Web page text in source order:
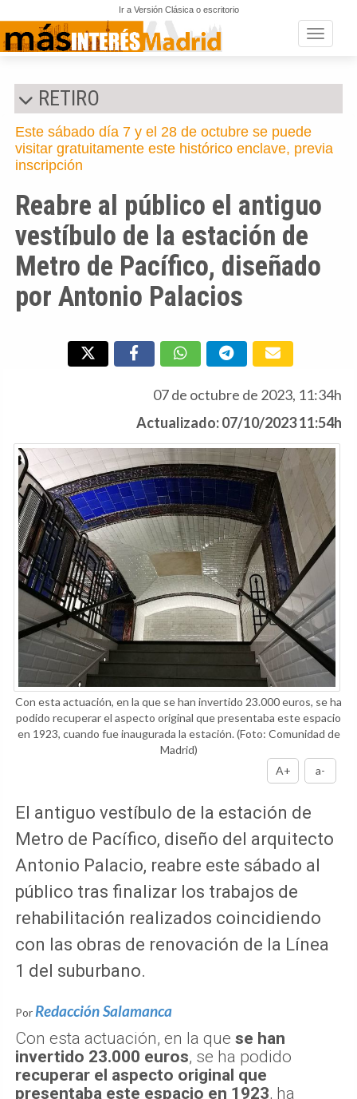
Ir a Versión Clásica o escritorio
Toggle
RETIRO
Este sábado día 7 y el 28 de octubre se puede
visitar gratuitamente este histórico enclave, previa
inscripción
Reabre al público el antiguo
vestíbulo de la estación de
Metro de Pacífico, diseñado
por Antonio Palacios
07 de octubre de 2023, 11:34h
Actualizado: 07/10/2023 11:54h
Con esta actuación, en la que se han invertido 23.000 euros, se ha
podido recuperar el aspecto original que presentaba este espacio
en 1923, cuando fue inaugurada la estación.(Foto: Comunidad de
Madrid)
A+
a-
El antiguo vestíbulo de la estación de
Metro de Pacífico, diseño del arquitecto
Antonio Palacio, reabre este sábado al
público tras finalizar los trabajos de
rehabilitación realizados coincidiendo
con las obras de renovación de la Línea
1 del suburbano.
Por Redacción Salamanca
Con esta actuación, en la que se han
invertido 23.000 euros, se ha podido
recuperar el aspecto original que
presentaba este espacio en 1923, ha